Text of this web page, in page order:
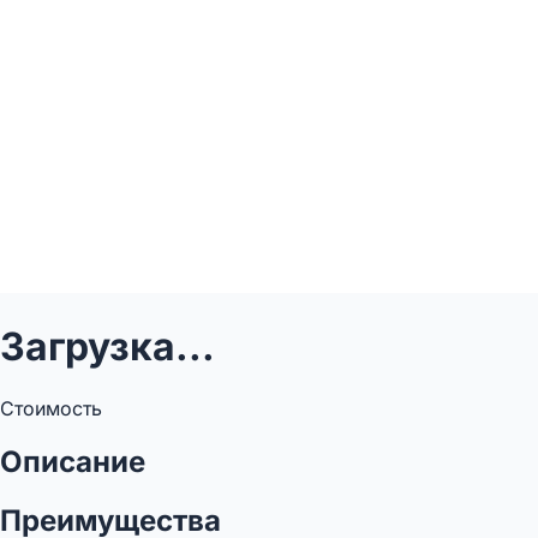
Загрузка...
Стоимость
Описание
Преимущества